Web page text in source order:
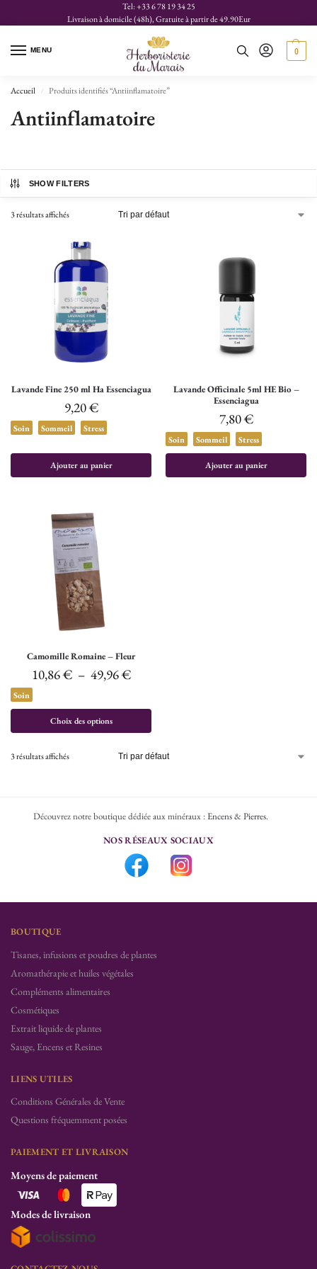
Tel: +33 6 78 19 34 25
Livraison à domicile (48h), Gratuite à partir de 49.90Eur
MENU 0
Accueil / Produits identifiés “Antiinflamatoire”
Antiinflamatoire
SHOW FILTERS
3 résultats affichés
Lavande Fine 250 ml Ha Essenciagua
9,20€
Soin Sommeil Stress
Ajouter au panier
Lavande Officinale 5ml HE Bio –
Essenciagua
7,80€
Soin Sommeil Stress
Ajouter au panier
Camomille Romaine – Fleur
10,86€ – 49,96€
Soin
Choix des options
3 résultats affichés
Découvrez notre boutique dédiée aux minéraux :Encens & Pierres.
NOS RÉSEAUX SOCIAUX
BOUTIQUE
Tisanes, infusions et poudres de plantes
Aromathérapie et huiles végétales
Compléments alimentaires
Cosmétiques
Extrait liquide de plantes
Sauge, Encens et Resines
LIENS UTILES
Conditions Générales de Vente
Questions fréquemment posées
PAIEMENT ET LIVRAISON
Moyens de paiement
Modes de livraison